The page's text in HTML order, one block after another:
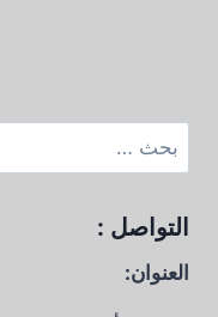
عن:
التواصل :
العنوان: